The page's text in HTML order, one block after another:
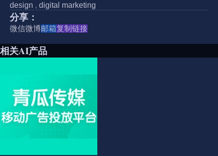
design , digital marketing
分享：
微信微博邮箱复制链接
相关AI产品